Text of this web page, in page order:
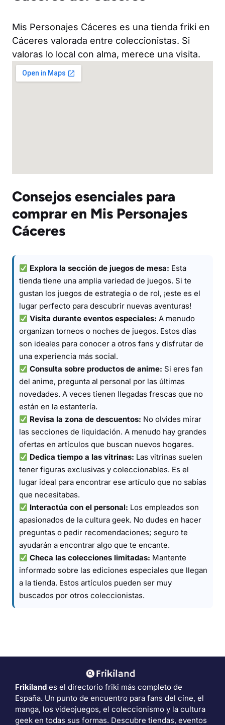
Mis Personajes Cáceres es una tienda friki en
Cáceres valorada entre coleccionistas. Si
valoras lo local con alma, merece una visita.
Consejos esenciales para
comprar en Mis Personajes
Cáceres
Explora la sección de juegos de mesa: Esta
tienda tiene una amplia variedad de juegos. Si te
gustan los juegos de estrategia o de rol, ¡este es el
lugar perfecto para descubrir nuevas aventuras!
Visita durante eventos especiales: A menudo
organizan torneos o noches de juegos. Estos días
son ideales para conocer a otros fans y disfrutar de
una experiencia más social.
Consulta sobre productos de anime: Si eres fan
del anime, pregunta al personal por las últimas
novedades. A veces tienen llegadas frescas que no
están en la estantería.
Revisa la zona de descuentos: No olvides mirar
las secciones de liquidación. A menudo hay grandes
ofertas en artículos que buscan nuevos hogares.
Dedica tiempo a las vitrinas: Las vitrinas suelen
tener figuras exclusivas y coleccionables. Es el
lugar ideal para encontrar ese artículo que no sabías
que necesitabas.
Interactúa con el personal: Los empleados son
apasionados de la cultura geek. No dudes en hacer
preguntas o pedir recomendaciones; seguro te
ayudarán a encontrar algo que te encante.
Checa las colecciones limitadas: Mantente
informado sobre las ediciones especiales que llegan
a la tienda. Estos artículos pueden ser muy
buscados por otros coleccionistas.
Frikiland es el directorio friki más completo de
España. Un punto de encuentro para fans del cine, el
manga, los videojuegos, el coleccionismo y la cultura
geek en todas sus formas. Descubre tiendas, eventos